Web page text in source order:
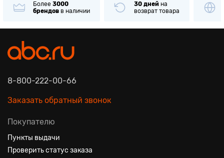
Более 3000
брендов в наличии
30 дней на
возврат товара
8-800-222-00-66
Заказать обратный звонок
Покупателю
Пункты выдачи
Проверить статус заказа